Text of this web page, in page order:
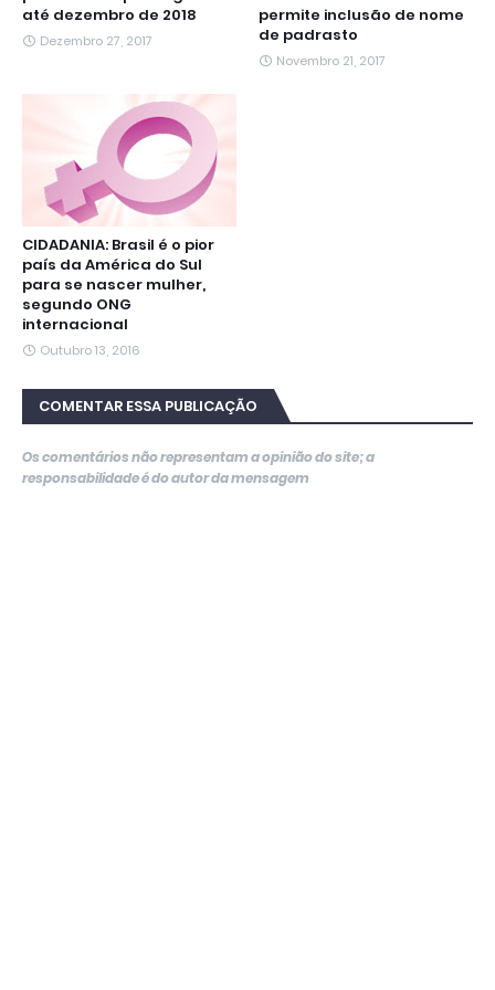
até dezembro de 2018
Dezembro 27, 2017
permite inclusão de nome
de padrasto
Novembro 21, 2017
CIDADANIA: Brasil é o pior
país da América do Sul
para se nascer mulher,
segundo ONG
internacional
Outubro 13, 2016
COMENTAR ESSA PUBLICAÇÃO
Os comentários não representam a opinião do site; a
responsabilidade é do autor da mensagem